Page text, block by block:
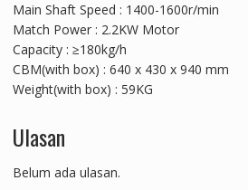
Main Shaft Speed : 1400-1600r/min
Match Power : 2.2KW Motor
Capacity : ≥180kg/h
CBM(with box) : 640 x 430 x 940 mm
Weight(with box) : 59KG
Ulasan
Belum ada ulasan.